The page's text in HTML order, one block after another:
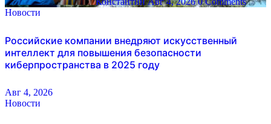
Новости
Российские компании внедряют искусственный
интеллект для повышения безопасности
киберпространства в 2025 году
Авг 4, 2026
Новости